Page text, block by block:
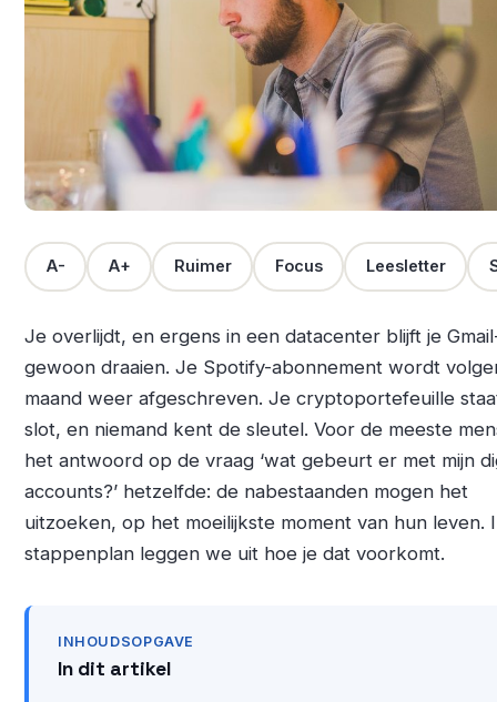
A- A+ Ruimer Focus Leesletter
Je overlijdt, en ergens in een datacenter blijft je
gewoon draaien. Je Spotify-abonnement wordt
maand weer afgeschreven. Je cryptoportefeuille
slot, en niemand kent de sleutel. Voor de meeste
het antwoord op de vraag ‘wat gebeurt er met mijn
accounts?’ hetzelfde: de nabestaanden mogen het
uitzoeken, op het moeilijkste moment van hun leven.
stappenplan leggen we uit hoe je dat voorkomt.
INHOUDSOPGAVE
In dit artikel